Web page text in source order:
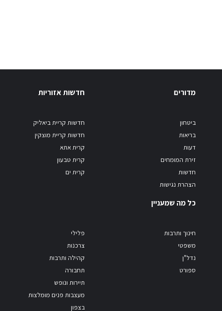
מדורים
ביטחון
בריאות
דעות
זירת המומחים
חדשות
הצהרת נגישות
חדשות אזוריות
חדשות קריית ביאליק
חדשות קריית מוצקין
קרית אתא
קרית טבעון
קרית ים
כל מה שמעניין
חינוך ותרבות
משפטי
נדל"ן
ספורט
פלילי
צרכנות
קהילה ותרבות
תחבורה
תיירות ונופש
מעצבות פנים מומלצות
בצפון